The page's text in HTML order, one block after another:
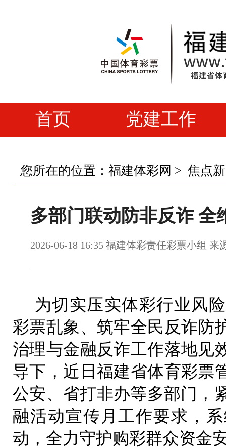
首页 党建工作
您所在的位置： 福建体彩网 > 焦点
多部门联动防非反诈 全
2026-06-18 16:35 福建体彩责任彩票小组 来
为切实压实体彩行业风
彩票乱象、筑牢全民反诈防
治理与金融反诈工作落地见
导下，近日福建省体育彩票
公安、省打非办等多部门，
融活动宣传月工作要求，
动，全力守护购彩群众资金